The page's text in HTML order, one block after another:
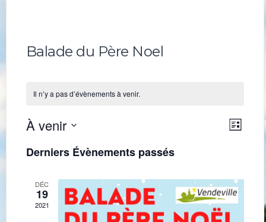
Balade du Père Noel
Il n’y a pas d’évènements à venir.
Liste
À venir
une
date.
Derniers Évènements passés
DÉC
19
2021